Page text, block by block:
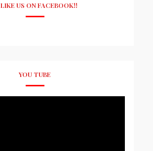
LIKE US ON FACEBOOK!!
YOU TUBE